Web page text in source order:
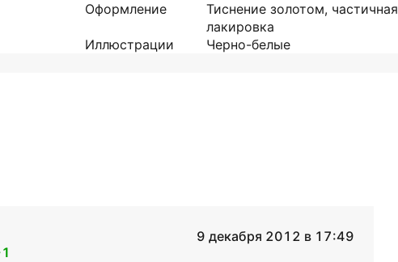
Оформление
Тиснение золотом, частичная
лакировка
Иллюстрации
Черно-белые
9 декабря 2012 в 17:49